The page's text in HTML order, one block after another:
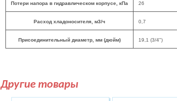
Потери напора в гидравлическом корпусе, кПа 26
Расход хладоносителя, м3/ч 0,7
Присоединительный диаметр, мм (дюйм) 19,1 (3/4")
Другие товары